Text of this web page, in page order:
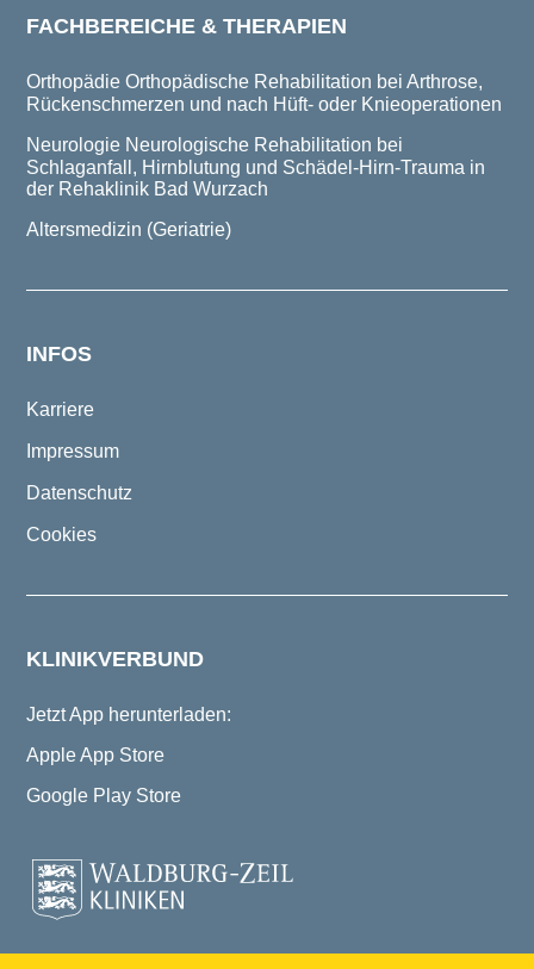
FACHBEREICHE & THERAPIEN
Orthopädie Orthopädische Rehabilitation bei Arthrose,
Rückenschmerzen und nach Hüft- oder Knieoperationen
Neurologie Neurologische Rehabilitation bei
Schlaganfall, Hirnblutung und Schädel-Hirn-Trauma in
der Rehaklinik Bad Wurzach
Altersmedizin (Geriatrie)
INFOS
Karriere
Impressum
Datenschutz
Cookies
KLINIKVERBUND
Jetzt App herunterladen:
Apple App Store
Google Play Store